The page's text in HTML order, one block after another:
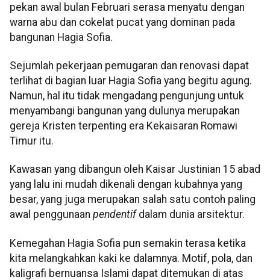
pekan awal bulan Februari serasa menyatu dengan
warna abu dan cokelat pucat yang dominan pada
bangunan Hagia Sofia.
Sejumlah pekerjaan pemugaran dan renovasi dapat
terlihat di bagian luar Hagia Sofia yang begitu agung.
Namun, hal itu tidak mengadang pengunjung untuk
menyambangi bangunan yang dulunya merupakan
gereja Kristen terpenting era Kekaisaran Romawi
Timur itu.
Kawasan yang dibangun oleh Kaisar Justinian 15 abad
yang lalu ini mudah dikenali dengan kubahnya yang
besar, yang juga merupakan salah satu contoh paling
awal penggunaan pendentifdalam dunia arsitektur.
Kemegahan Hagia Sofia pun semakin terasa ketika
kita melangkahkan kaki ke dalamnya. Motif, pola, dan
kaligrafi bernuansa Islami dapat ditemukan di atas